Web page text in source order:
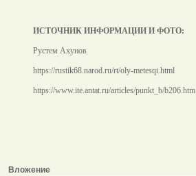
ИСТОЧНИК ИНФОРМАЦИИ И ФОТО:
Рустем Ахунов
https://rustik68.narod.ru/rt/oly-metesqi.html
https://www.ite.antat.ru/articles/punkt_b/b206.htm
Вложение